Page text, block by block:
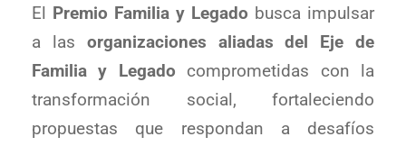
El Premio Familia y Legado busca impulsar
a las organizaciones aliadas del Eje de
Familia y Legado comprometidas con la
transformación social, fortaleciendo
propuestas que respondan a desafíos